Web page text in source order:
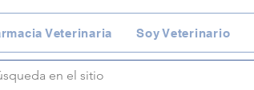
Veterinaria Soy Veterinario